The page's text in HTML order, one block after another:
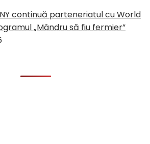
continuă parteneriatul cu World
„Mândru să fiu fermier”